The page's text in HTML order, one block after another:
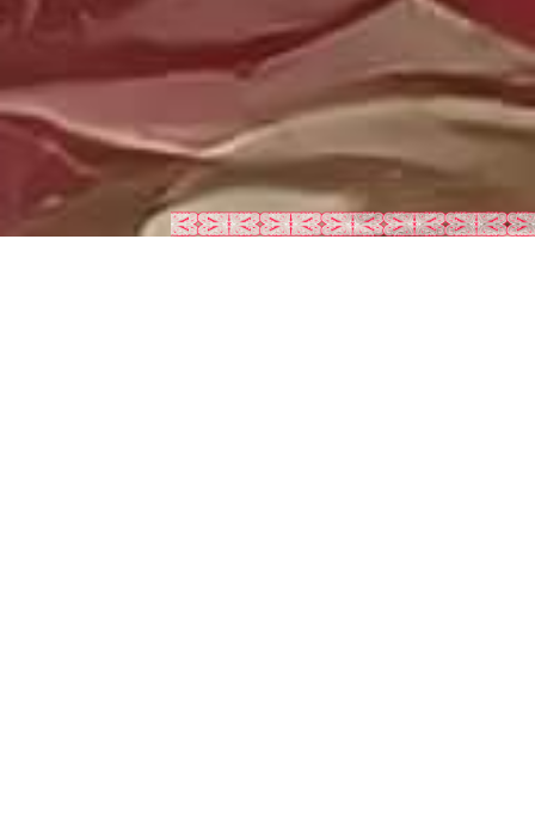
“Dan di antara tanda-tanda (kebesaran)-Nya ialah Dia
menciptakan pasangan-pasangan untukmu dari jenismu
sendiri, agar kamu cenderung dan merasa tenteram
kepadanya, dan Dia menjadikan di antaramu rasa kasih dan
sayang. Sungguh, pada yang demikian itu benar-benar
terdapat tanda-tanda (kebesaran Allah) bagi kaum yang
berpikir.”
(QS Ar-Rum : 21)